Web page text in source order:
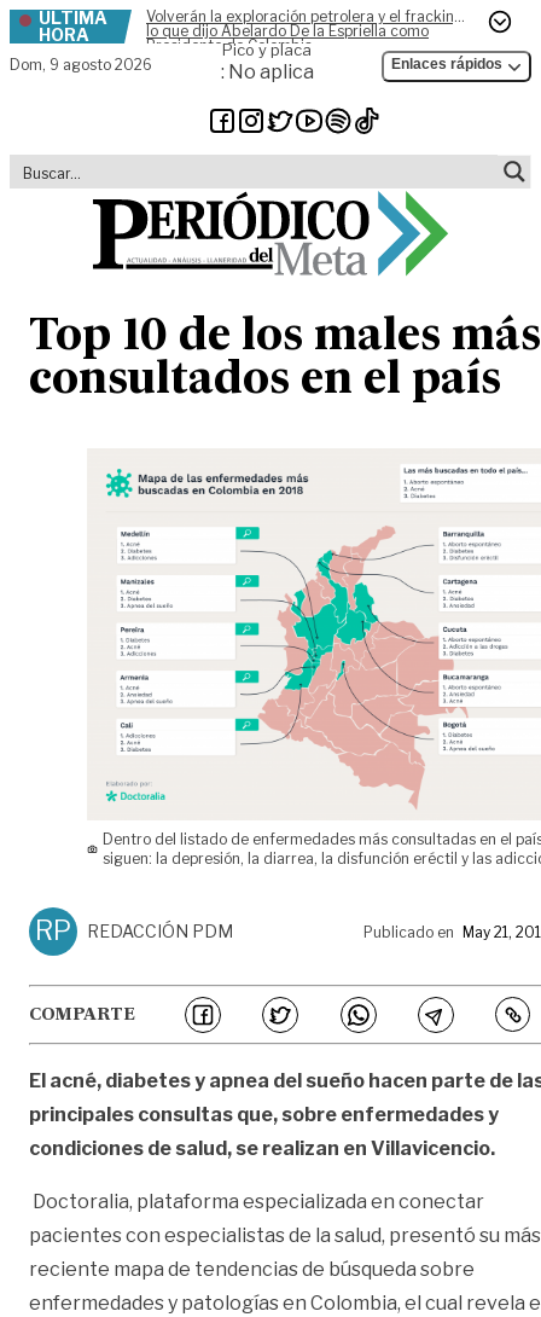
Skip to content
ÚLTIMA
HORA
Volverán la exploración petrolera y el fracking,
lo que dijo Abelardo De la Espriella como
Presidente de Colombia
Dom, 9 agosto 2026
Pico y placa
: No aplica Enlaces rápidos
Top 10 de los males más
consultados en el país
Dentro del listado de enfermedades más consultadas en el
siguen: la depresión, la diarrea, la disfunción eréctil y las
RP REDACCIÓN PDM Publicado en May 21,
COMPARTE
El acné, diabetes y apnea del sueño hacen parte de
principales consultas que, sobre enfermedades y
condiciones de salud, se realizan en Villavicencio.
Doctoralia, plataforma especializada en conectar
pacientes con especialistas de la salud, presentó su más
reciente mapa de tendencias de búsqueda sobre
enfermedades y patologías en Colombia, el cual revela